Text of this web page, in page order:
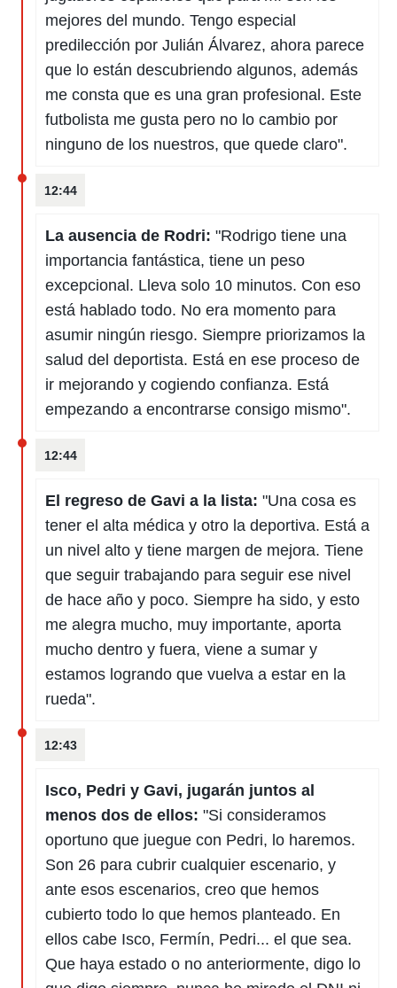
mejores del mundo. Tengo especial
predilección por Julián Álvarez, ahora parece
que lo están descubriendo algunos, además
me consta que es una gran profesional. Este
futbolista me gusta pero no lo cambio por
ninguno de los nuestros, que quede claro".
12:44
La ausencia de Rodri: "Rodrigo tiene una
importancia fantástica, tiene un peso
excepcional. Lleva solo 10 minutos. Con eso
está hablado todo. No era momento para
asumir ningún riesgo. Siempre priorizamos la
salud del deportista. Está en ese proceso de
ir mejorando y cogiendo confianza. Está
empezando a encontrarse consigo mismo".
12:44
El regreso de Gavi a la lista: "Una cosa es
tener el alta médica y otro la deportiva. Está a
un nivel alto y tiene margen de mejora. Tiene
que seguir trabajando para seguir ese nivel
de hace año y poco. Siempre ha sido, y esto
me alegra mucho, muy importante, aporta
mucho dentro y fuera, viene a sumar y
estamos logrando que vuelva a estar en la
rueda".
12:43
Isco, Pedri y Gavi, jugarán juntos al
menos dos de ellos: "Si consideramos
oportuno que juegue con Pedri, lo haremos.
Son 26 para cubrir cualquier escenario, y
ante esos escenarios, creo que hemos
cubierto todo lo que hemos planteado. En
ellos cabe Isco, Fermín, Pedri... el que sea.
Que haya estado o no anteriormente, digo lo